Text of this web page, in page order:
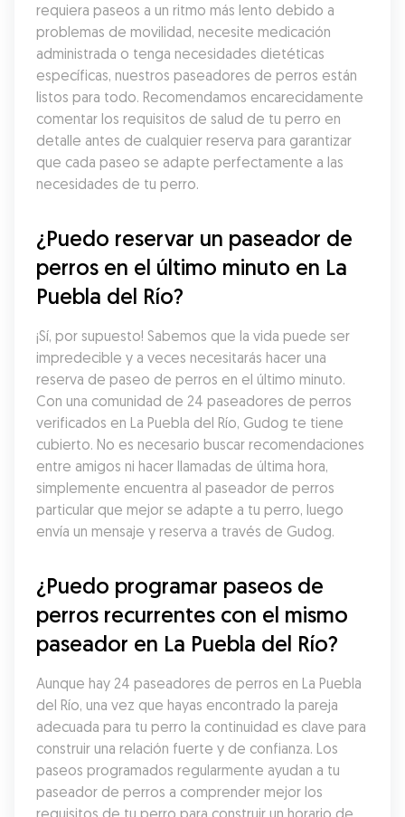
requiera paseos a un ritmo más lento debido a
problemas de movilidad, necesite medicación
administrada o tenga necesidades dietéticas
específicas, nuestros paseadores de perros están
listos para todo. Recomendamos encarecidamente
comentar los requisitos de salud de tu perro en
detalle antes de cualquier reserva para garantizar
que cada paseo se adapte perfectamente a las
necesidades de tu perro.
¿Puedo reservar un paseador de
perros en el último minuto en La
Puebla del Río?
¡Sí, por supuesto! Sabemos que la vida puede ser
impredecible y a veces necesitarás hacer una
reserva de paseo de perros en el último minuto.
Con una comunidad de 24 paseadores de perros
verificados en La Puebla del Río, Gudog te tiene
cubierto. No es necesario buscar recomendaciones
entre amigos ni hacer llamadas de última hora,
simplemente encuentra al paseador de perros
particular que mejor se adapte a tu perro, luego
envía un mensaje y reserva a través de Gudog.
¿Puedo programar paseos de
perros recurrentes con el mismo
paseador en La Puebla del Río?
Aunque hay 24 paseadores de perros en La Puebla
del Río, una vez que hayas encontrado la pareja
adecuada para tu perro la continuidad es clave para
construir una relación fuerte y de confianza. Los
paseos programados regularmente ayudan a tu
paseador de perros a comprender mejor los
requisitos de tu perro para construir un horario de